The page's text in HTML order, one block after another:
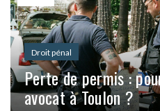
Droit pénal
Perte de permis :
avocat à Toulon ?